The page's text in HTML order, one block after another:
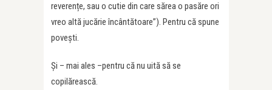
reverențe, sau o cutie din care sărea o pasăre ori
vreo altă jucărie încântătoare”). Pentru că spune
povești.
Și – mai ales –pentru că nu uită să se
copilărească.